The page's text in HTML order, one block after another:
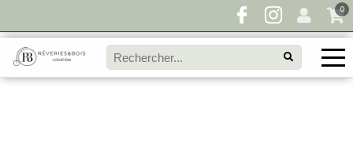
0
Pour toute demande de disponibilité, remplissez